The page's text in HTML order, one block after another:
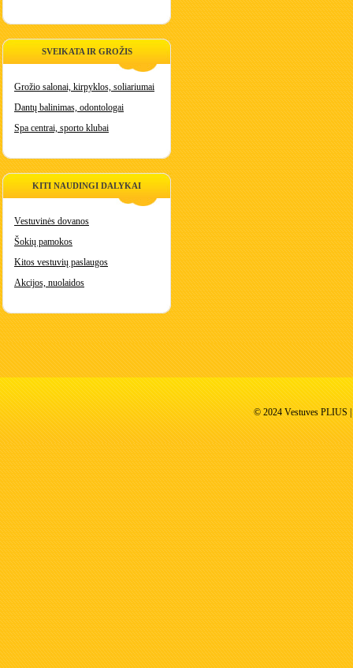
SVEIKATA IR GROŽIS
Grožio salonai, kirpyklos, soliariumai
Dantų balinimas, odontologai
Spa centrai, sporto klubai
KITI NAUDINGI DALYKAI
Vestuvinės dovanos
Šokių pamokos
Kitos vestuvių paslaugos
Akcijos, nuolaidos
© 2024 Vestuves PLIUS